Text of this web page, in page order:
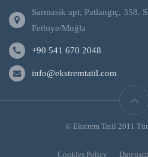
Sarmasik apt, Patlangıç, 358.
Fethiye/Muğla
+90 541 670 2048
info@ekstremtatil.com
© Ekstrem Tatil 2011
Cookies Policy